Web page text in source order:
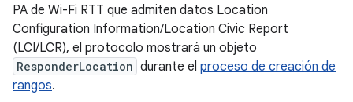
PA de Wi-Fi RTT que admiten datos Location
Configuration Information/Location Civic Report
(LCI/LCR), el protocolo mostrará un objeto
ResponderLocation durante el proceso de creación de
rangos.